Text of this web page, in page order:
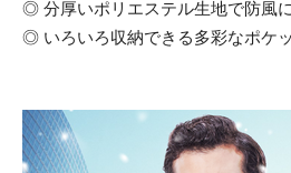
◎ 分厚いポリエステル生地で防風
◎ いろいろ収納できる多彩なポケ